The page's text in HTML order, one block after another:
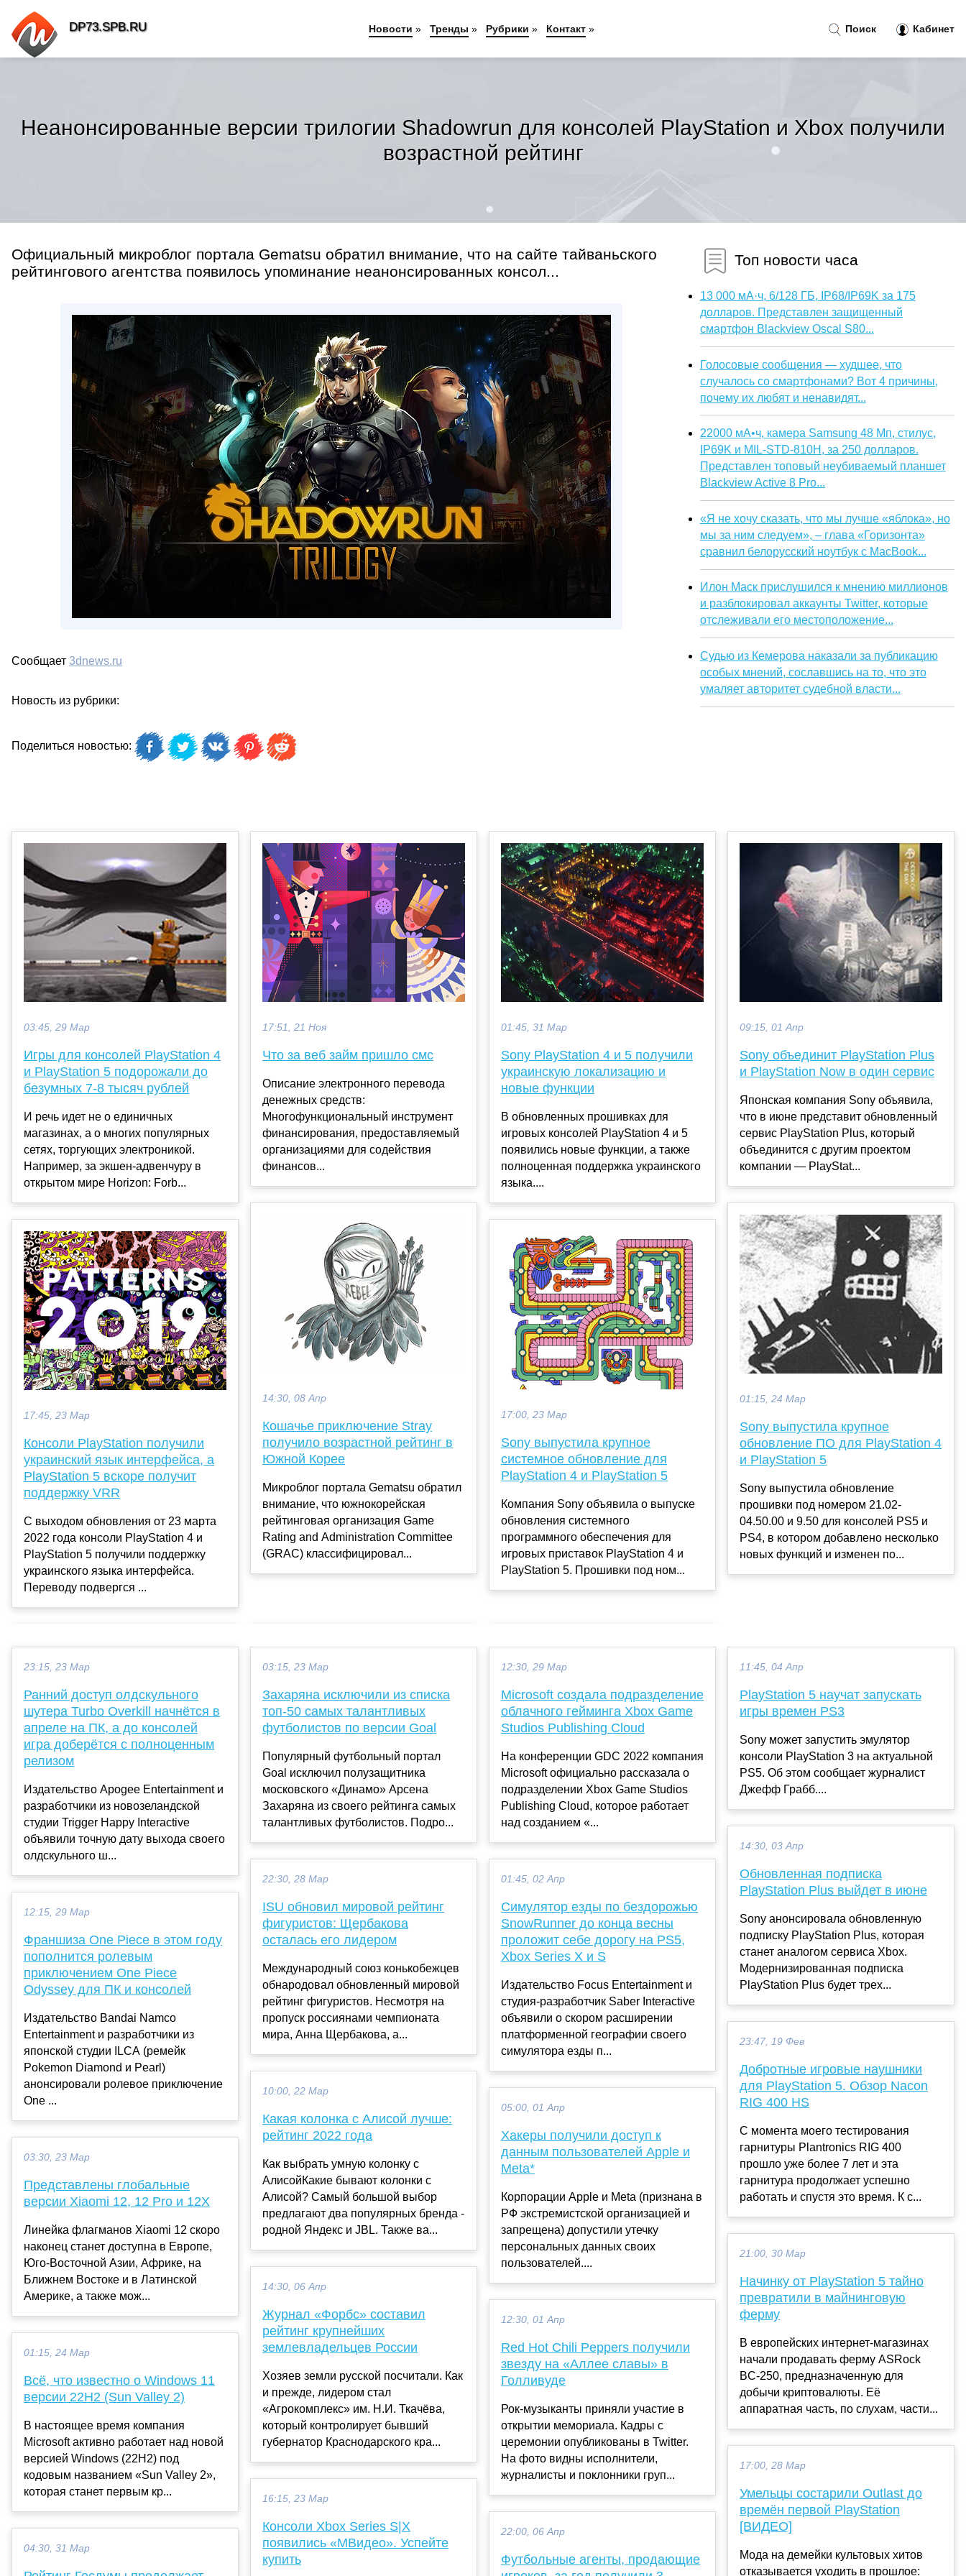
Неанонсированные версии трилогии Shadowrun для консолей PlayStation и Xbox получили
возрастной рейтинг
Официальный микроблог портала Gematsu обратил внимание, что на сайте тайваньского
рейтингового агентства появилось упоминание неанонсированных консол...
Сообщает 3dnews.ru
Новость из рубрики:
Поделиться новостью:
Топ новости часа
13 000 мА·ч, 6/128 ГБ, IP68/IP69K за 175
долларов. Представлен защищенный
смартфон Blackview Oscal S80...
Голосовые сообщения — худшее, что
случалось со смартфонами? Вот 4 причины,
почему их любят и ненавидят...
22000 мА•ч, камера Samsung 48 Мп, стилус,
IP69K и MIL-STD-810H, за 250 долларов.
Представлен топовый неубиваемый планшет
Blackview Active 8 Pro...
«Я не хочу сказать, что мы лучше «яблока», но
мы за ним следуем», – глава «Горизонта»
сравнил белорусский ноутбук с MacBook...
Илон Маск прислушился к мнению миллионов
и разблокировал аккаунты Twitter, которые
отслеживали его местоположение...
Судью из Кемерова наказали за публикацию
особых мнений, сославшись на то, что это
умаляет авторитет судебной власти...
03:45, 29 Мар
Игры для консолей PlayStation 4
и PlayStation 5 подорожали до
безумных 7-8 тысяч рублей
И речь идет не о единичных
магазинах, а о многих популярных
сетях, торгующих электроникой.
Например, за экшен-адвенчуру в
открытом мире Horizon: Forb...
17:45, 23 Мар
Консоли PlayStation получили
украинский язык интерфейса, а
PlayStation 5 вскоре получит
поддержку VRR
С выходом обновления от 23 марта
2022 года консоли PlayStation 4 и
PlayStation 5 получили поддержку
украинского языка интерфейса.
Переводу подвергся ...
17:51, 21 Ноя
Что за веб займ пришло смс
Описание электронного перевода
денежных средств:
Многофункциональный инструмент
финансирования, предоставляемый
организациями для содействия
финансов...
14:30, 08 Апр
Кошачье приключение Stray
получило возрастной рейтинг в
Южной Корее
Микроблог портала Gematsu обратил
внимание, что южнокорейская
рейтинговая организация Game
Rating and Administration Committee
(GRAC) классифицировал...
01:45, 31 Мар
Sony PlayStation 4 и 5 получили
украинскую локализацию и
новые функции
В обновленных прошивках для
игровых консолей PlayStation 4 и 5
появились новые функции, а также
полноценная поддержка украинского
языка....
17:00, 23 Мар
Sony выпустила крупное
системное обновление для
PlayStation 4 и PlayStation 5
Компания Sony объявила о выпуске
обновления системного
программного обеспечения для
игровых приставок PlayStation 4 и
PlayStation 5. Прошивки под ном...
09:15, 01 Апр
Sony объединит PlayStation Plus
и PlayStation Now в один сервис
Японская компания Sony объявила,
что в июне представит обновленный
сервис PlayStation Plus, который
объединится с другим проектом
компании — PlayStat...
01:15, 24 Мар
Sony выпустила крупное
обновление ПО для PlayStation 4
и PlayStation 5
Sony выпустила обновление
прошивки под номером 21.02-
04.50.00 и 9.50 для консолей PS5 и
PS4, в котором добавлено несколько
новых функций и изменен по...
23:15, 23 Мар
Ранний доступ олдскульного
шутера Turbo Overkill начнётся в
апреле на ПК, а до консолей
игра доберётся с полноценным
релизом
Издательство Apogee Entertainment и
разработчики из новозеландской
студии Trigger Happy Interactive
объявили точную дату выхода своего
олдскульного ш...
12:15, 29 Мар
Франшиза One Piece в этом году
пополнится ролевым
приключением One Piece
Odyssey для ПК и консолей
Издательство Bandai Namco
Entertainment и разработчики из
японской студии ILCA (ремейк
Pokemon Diamond и Pearl)
анонсировали ролевое приключение
One ...
03:30, 23 Мар
Представлены глобальные
версии Xiaomi 12, 12 Pro и 12X
Линейка флагманов Xiaomi 12 скоро
наконец станет доступна в Европе,
Юго-Восточной Азии, Африке, на
Ближнем Востоке и в Латинской
Америке, а также мож...
01:15, 24 Мар
Всё, что известно о Windows 11
версии 22H2 (Sun Valley 2)
В настоящее время компания
Microsoft активно работает над новой
версией Windows (22H2) под
кодовым названием «Sun Valley 2»,
которая станет первым кр...
04:30, 31 Мар
03:15, 23 Мар
Захаряна исключили из списка
топ-50 самых талантливых
футболистов по версии Goal
Популярный футбольный портал
Goal исключил полузащитника
московского «Динамо» Арсена
Захаряна из своего рейтинга самых
талантливых футболистов. Подро...
22:30, 28 Мар
ISU обновил мировой рейтинг
фигуристов: Щербакова
осталась его лидером
Международный союз конькобежцев
обнародовал обновленный мировой
рейтинг фигуристов. Несмотря на
пропуск россиянами чемпионата
мира, Анна Щербакова, а...
10:00, 22 Мар
Какая колонка с Алисой лучше:
рейтинг 2022 года
Как выбрать умную колонку с
АлисойКакие бывают колонки с
Алисой? Самый большой выбор
предлагают два популярных бренда -
родной Яндекс и JBL. Также ва...
14:30, 06 Апр
Журнал «Форбс» составил
рейтинг крупнейших
землевладельцев России
Хозяев земли русской посчитали. Как
и прежде, лидером стал
«Агрокомплекс» им. Н.И. Ткачёва,
который контролирует бывший
губернатор Краснодарского кра...
16:15, 23 Мар
Консоли Xbox Series S|X
появились «МВидео». Успейте
купить
12:30, 29 Мар
Microsoft создала подразделение
облачного гейминга Xbox Game
Studios Publishing Cloud
На конференции GDC 2022 компания
Microsoft официально рассказала о
подразделении Xbox Game Studios
Publishing Cloud, которое работает
над созданием «...
01:45, 02 Апр
Симулятор езды по бездорожью
SnowRunner до конца весны
проложит себе дорогу на PS5,
Xbox Series X и S
Издательство Focus Entertainment и
студия-разработчик Saber Interactive
объявили о скором расширении
платформенной географии своего
симулятора езды п...
05:00, 01 Апр
Хакеры получили доступ к
данным пользователей Apple и
Meta*
Корпорации Apple и Meta (признана в
РФ экстремистской организацией и
запрещена) допустили утечку
персональных данных своих
пользователей....
12:30, 01 Апр
Red Hot Chili Peppers получили
звезду на «Аллее славы» в
Голливуде
Рок-музыканты приняли участие в
открытии мемориала. Кадры с
церемонии опубликованы в Twitter.
На фото видны исполнители,
журналисты и поклонники груп...
22:00, 06 Апр
Футбольные агенты, продающие
11:45, 04 Апр
PlayStation 5 научат запускать
игры времен PS3
Sony может запустить эмулятор
консоли PlayStation 3 на актуальной
PS5. Об этом сообщает журналист
Джефф Грабб....
14:30, 03 Апр
Обновленная подписка
PlayStation Plus выйдет в июне
Sony анонсировала обновленную
подписку PlayStation Plus, которая
станет аналогом сервиса Xbox.
Модернизированная подписка
PlayStation Plus будет трех...
23:47, 19 Фев
Добротные игровые наушники
для PlayStation 5. Обзор Nacon
RIG 400 HS
С момента моего тестирования
гарнитуры Plantronics RIG 400
прошло уже более 7 лет и эта
гарнитура продолжает успешно
работать и спустя это время. К с...
21:00, 30 Мар
Начинку от PlayStation 5 тайно
превратили в майнинговую
ферму
В европейских интернет-магазинах
начали продавать ферму ASRock
BC-250, предназначенную для
добычи криптовалюты. Её
аппаратная часть, по слухам, части...
17:00, 28 Мар
Умельцы состарили Outlast до
времён первой PlayStation
[ВИДЕО]
Мода на демейки культовых хитов
отказывается уходить в прошлое:
Поиск Кабинет
DP73.SPB.RU Новости » Тренды » Рубрики » Контакт »